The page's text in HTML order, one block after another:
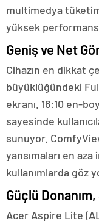
multimedya
yüksek
Geniş ve Net
Cihazın en dikkat
büyüklüğündeki
ekranı. 16:10 en-
sayesinde
sunuyor.
yansımaları en
kullanımlarda göz
Güçlü
Acer Aspire Lite